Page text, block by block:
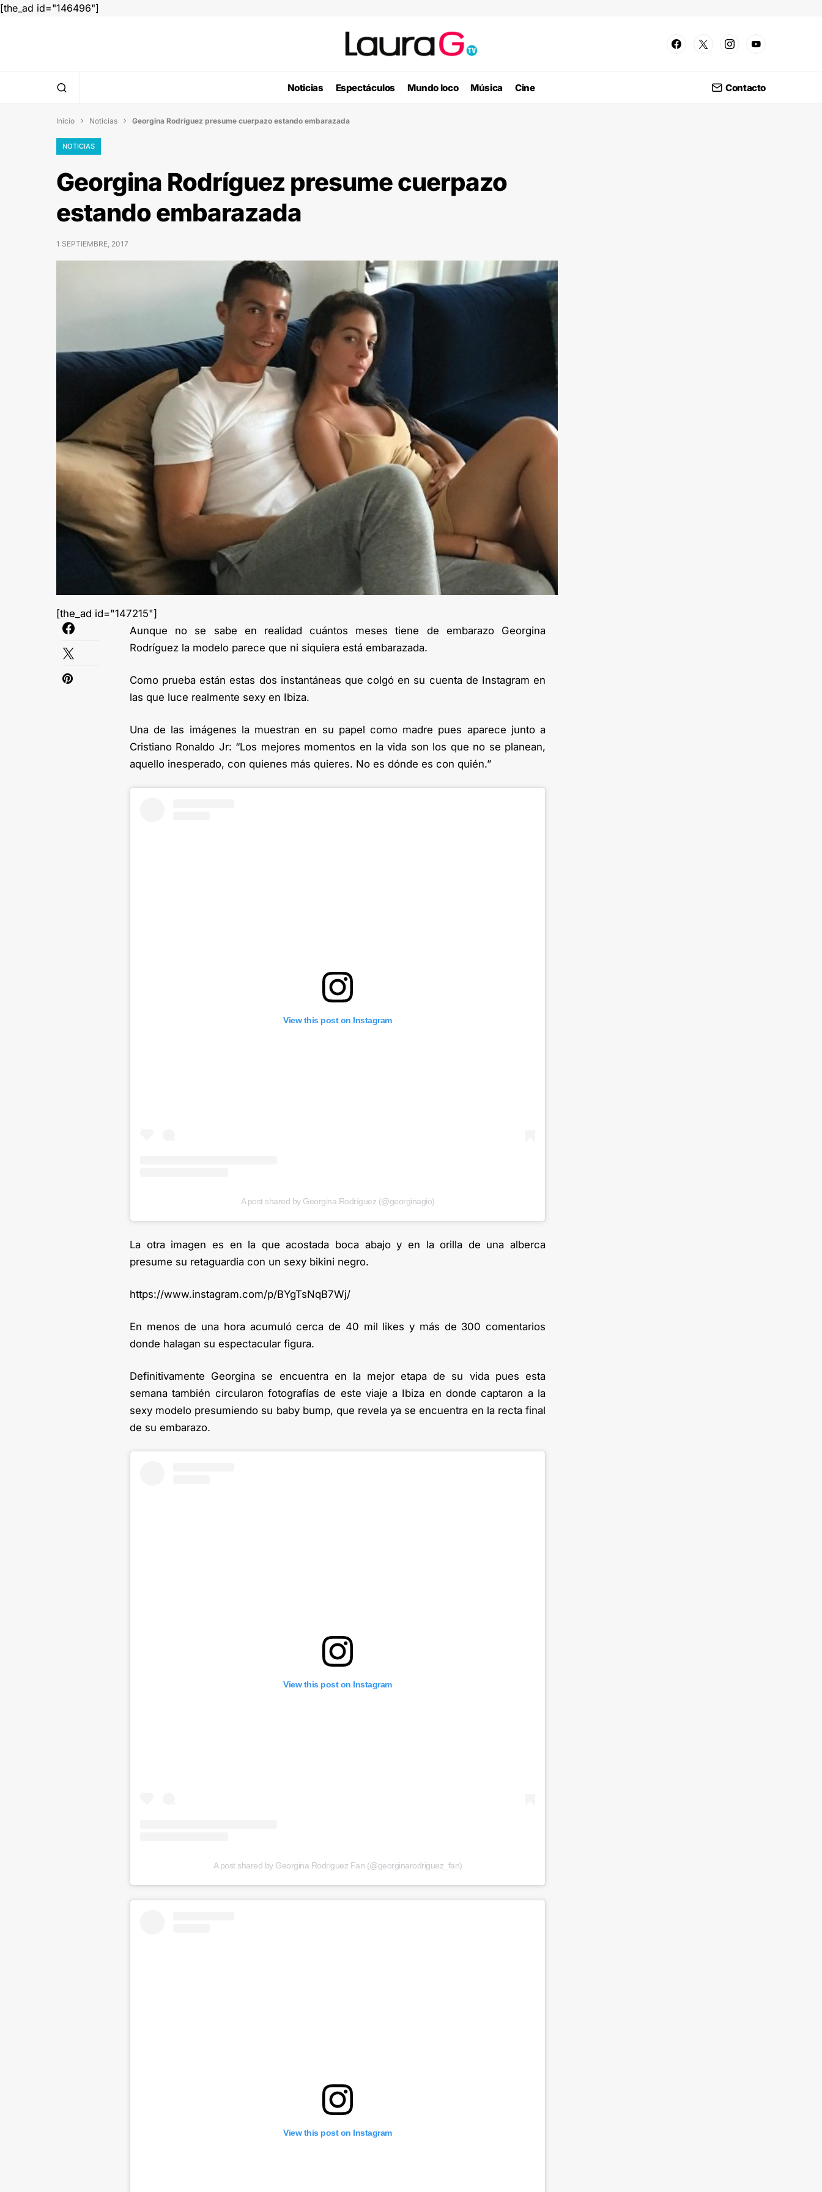
[the_ad id="146496"]
Noticias Espectáculos Mundo loco Música Cine Contacto
Inicio  Noticias  Georgina Rodríguez presume cuerpazo estando embarazada
NOTICIAS
Georgina Rodríguez presume cuerpazo
estando embarazada
1 SEPTIEMBRE, 2017
[the_ad id="147215"]
Aunque no se sabe en realidad cuántos meses tiene de embarazo Georgina
Rodríguez la modelo parece que ni siquiera está embarazada.
Como prueba están estas dos instantáneas que colgó en su cuenta de Instagram en
las que luce realmente sexy en Ibiza.
Una de las imágenes la muestran en su papel como madre pues aparece junto a
Cristiano Ronaldo Jr: “Los mejores momentos en la vida son los que no se planean,
aquello inesperado, con quienes más quieres. No es dónde es con quién.”
View this post on Instagram
A post shared by Georgina Rodríguez (@georginagio)
La otra imagen es en la que acostada boca abajo y en la orilla de una alberca
presume su retaguardia con un sexy bikini negro.
https://www.instagram.com/p/BYgTsNqB7Wj/
En menos de una hora acumuló cerca de 40 mil likes y más de 300 comentarios
donde halagan su espectacular figura.
Definitivamente Georgina se encuentra en la mejor etapa de su vida pues esta
semana también circularon fotografías de este viaje a Ibiza en donde captaron a la
sexy modelo presumiendo su baby bump, que revela ya se encuentra en la recta final
de su embarazo.
View this post on Instagram
A post shared by Georgina Rodriguez Fan (@georginarodriguez_fan)
View this post on Instagram